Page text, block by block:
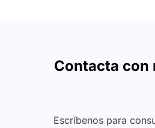
Contacta con
Escríbenos para